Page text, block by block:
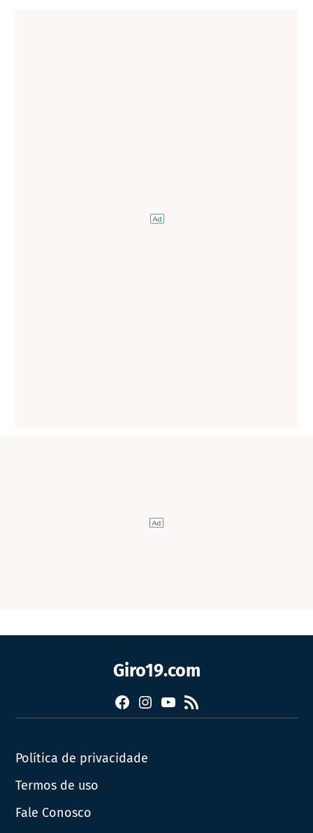
Giro19.com
FacebookInstagram
YouTube
RSS
Política de privacidade
Termos de uso
Fale Conosco